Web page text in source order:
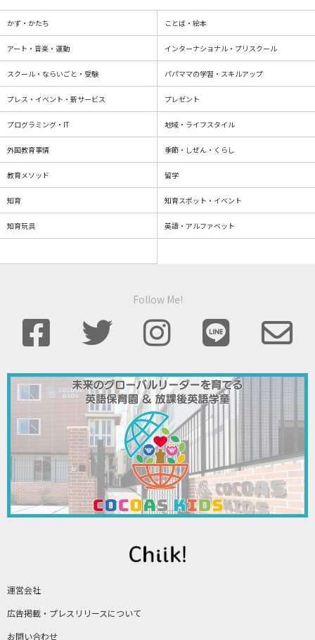
運営会社
広告掲載・プレスリリースについて
お問い合わせ
かず・かたち ことば・絵本
アート・音楽・運動 インターナショナル・プリスクール
スクール・ならいごと・受験 パパママの学習・スキルアップ
プレス・イベント・新サービス プレゼント
プログラミング・IT 地域・ライフスタイル
外国教育事情 季節・しぜん・くらし
教育メソッド 留学
知育 知育スポット・イベント
知育玩具 英語・アルファベット
Follow Me!